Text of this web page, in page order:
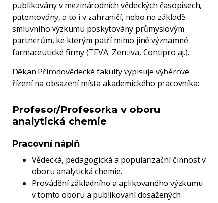
publikovány v mezinárodních vědeckých časopisech,
patentovány, a to i v zahraničí, nebo na základě
smluvního výzkumu poskytovány průmyslovým
partnerům, ke kterým patří mimo jiné významné
farmaceutické firmy (TEVA, Zentiva, Contipro aj.).
Děkan Přírodovědecké fakulty vypisuje výběrové
řízení na obsazení místa akademického pracovníka:
Profesor/Profesorka v oboru
analytická chemie
Pracovní náplň
Vědecká, pedagogická a popularizační činnost v
oboru analytická chemie.
Provádění základního a aplikovaného výzkumu
v tomto oboru a publikování dosažených